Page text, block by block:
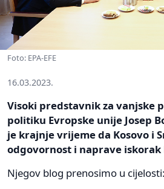
Foto: EPA-EFE
16.03.2023.
Visoki predstavnik za vanjske
politiku Evropske unije Josep
je krajnje vrijeme da Kosovo i
odgovornost i naprave iskorak
Njegov blog prenosimo u cijelosti: